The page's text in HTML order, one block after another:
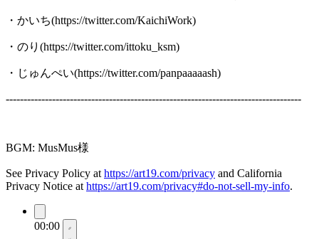
・かいち(https://twitter.com/KaichiWork)
・のり(https://twitter.com/ittoku_ksm)
・じゅんぺい(https://twitter.com/panpaaaaash)
-----------------------------------------------------------------------------------
BGM: MusMus様
See Privacy Policy at https://art19.com/privacy and California
Privacy Notice at https://art19.com/privacy#do-not-sell-my-info.
00:00